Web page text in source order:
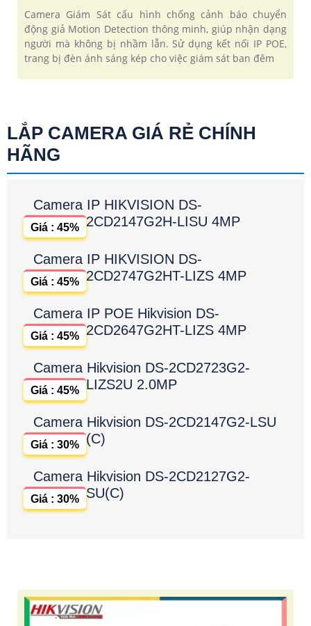
Camera Giám Sát cấu hình chống cảnh báo chuyển
động giả Motion Detection thông minh, giúp nhận dạng
người mà không bị nhầm lẫn. Sử dụng kết nối IP POE,
trang bị đèn ánh sáng kép cho việc giám sát ban đêm
LẮP CAMERA GIÁ RẺ CHÍNH
HÃNG
Camera IP HIKVISION DS-
2CD2147G2H-LISU 4MP
Giá : 45%
Camera IP HIKVISION DS-
2CD2747G2HT-LIZS 4MP
Giá : 45%
Camera IP POE Hikvision DS-
2CD2647G2HT-LIZS 4MP
Giá : 45%
Camera Hikvision DS-2CD2723G2-
LIZS2U 2.0MP
Giá : 45%
Camera Hikvision DS-2CD2147G2-LSU
(C)
Giá : 30%
Camera Hikvision DS-2CD2127G2-
SU(C)
Giá : 30%